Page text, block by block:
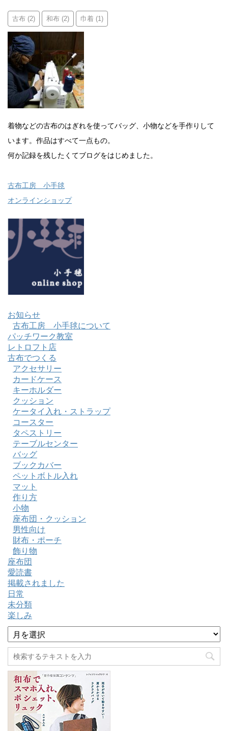
古布 (2) 和布 (2) 巾着 (1)
着物などの古布のはぎれを使ってバッグ、小物などを手作りして
います。作品はすべて一点もの。
何か記録を残したくてブログをはじめました。
古布工房 小手毬
オンラインショップ
お知らせ
古布工房 小手毬について
パッチワーク教室
レトロフト店
古布でつくる
アクセサリー
カードケース
キーホルダー
クッション
ケータイ入れ・ストラップ
コースター
タペストリー
テーブルセンター
バッグ
ブックカバー
ペットボトル入れ
マット
作り方
小物
座布団・クッション
男性向け
財布・ポーチ
飾り物
座布団
愛読書
掲載されました
日常
未分類
楽しみ
ア
ー
カ
イ
ブ